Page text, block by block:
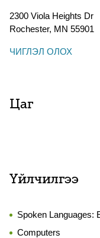
2300 Viola Heights Dr
Rochester, MN 55901
ЧИГЛЭЛ ОЛОХ
Цаг
Үйлчилгээ
Spoken Languages:
Computers